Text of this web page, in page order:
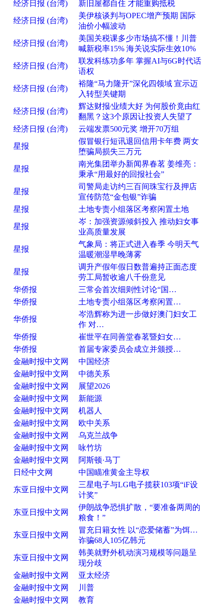
经济日报 (台湾) 新旧屋都自住 才能重购抵税
经济日报 (台湾)
美伊核谈判与OPEC增产预期 国际
油价小幅波动
经济日报 (台湾)
美国关税课多少市场搞不懂！川普
喊新税率15% 海关说实际生效10%
经济日报 (台湾)
联发科练功多年 掌握AI与6G时代话
语权
经济日报 (台湾)
裕隆“马力隆开”深化四领域 宣示迈
入转型关键期
经济日报 (台湾)
辉达财报∕业绩大好 为何股价竟由红
翻黑？这3个原因让投资人失望了
经济日报 (台湾)
云端发票500元奖 增开70万组
星报
假冒银行短讯退回信用卡年费 两女
堕骗局损失三万元
星报
南光集团举办新闻界春茗 姜维亮：
秉承“用最好的回报社会”
星报
司警局走访约三百间珠宝行及押店
宣传防范“金包银”诈骗
星报
土地专责小组落区考察闲置土地
星报
岑：加强资源倾斜投入 推动妇女事
业高质量发展
星报
气象局：将正式进入春季 今明天气
温暖潮湿早晚薄雾
星报
调升产假年假日数普遍持正面态度
劳工局暂收逾八千份意见
华侨报
三常会首次细则性讨论“国…
华侨报
土地专责小组落区考察闲置…
华侨报
岑浩辉称为进一步做好澳门妇女工
作 对…
华侨报
崔世平在同善堂春茗暨妇女…
华侨报
首届专家委员会成立并颁授…
金融时报中文网
中国经济
金融时报中文网
中德关系
金融时报中文网
展望2026
金融时报中文网
新能源
金融时报中文网
机器人
金融时报中文网
欧中关系
金融时报中文网
乌克兰战争
金融时报中文网
咏竹坊
金融时报中文网
阿斯顿·马丁
日经中文网
中国瞄准黄金主导权
东亚日报中文网
三星电子与LG电子揽获103项“iF设
计奖”
东亚日报中文网
伊朗战争恐惧扩散，“要准备两周的
粮食！”
东亚日报中文网
冒充日籍女性 以“恋爱储蓄”为饵…
诈骗68人105亿韩元
东亚日报中文网
韩美就野外机动演习规模等问题呈
现分歧
金融时报中文网
亚太经济
金融时报中文网
川普
金融时报中文网
教育